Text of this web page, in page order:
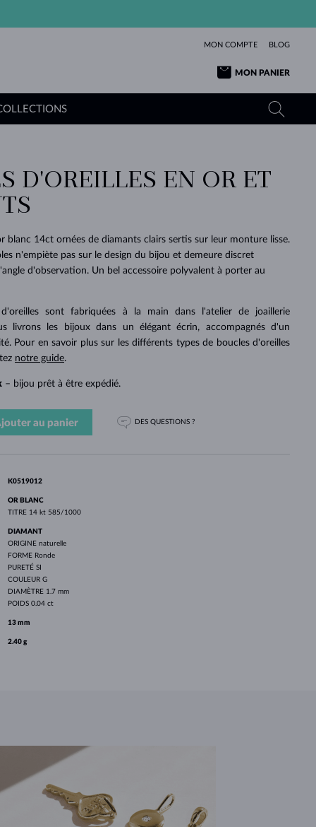
MON COMPTE BLOG
MON PANIER
DE SES
DÉCOUVRIR
L'AMOUR
OR JAUNE
OR ROSE
BEAUTÉ
DÉCOUVRIR
TANZANITES
TOPAZES
MOLDAVITES
OR BLANC
PLUS
DÉCOUVRIR
TOURMALINES
MOLDAVITES
PENDENTIFS EN PERLES
OR ROSE
PENDENTIFS
DÉCOUVRIR
INTEMPORELS
DÉCOUVRIR
PERLES
SAPHIRS
ÉMERAUDES
MINÉRAUX
OR BLANC
AUTHENTIQUES
DÉCOUVRIR
DÉCOUVRIR
EXCEPTIONNELLES
DÉCOUVRIR
D'OREILLES EN OR ET
blanc 14ct ornées de diamants clairs sertis sur leur monture lisse.
n'empiète pas sur le design du bijou et demeure discret
d'observation. Un bel accessoire polyvalent à porter au
sont fabriquées à la main dans l'atelier de joaillerie
livrons les bijoux dans un élégant écrin, accompagnés d'un
Pour en savoir plus sur les différents types de boucles d'oreilles
notre guide.
– bijou prêt à être expédié.
au panier DES QUESTIONS ?
K0519012
OR BLANC
TITRE 14 kt 585/1000
DIAMANT
ORIGINE naturelle
FORME Ronde
PURETÉ SI
COULEUR G
DIAMÈTRE 1.7 mm
POIDS 0.04 ct
13 mm
2.40 g